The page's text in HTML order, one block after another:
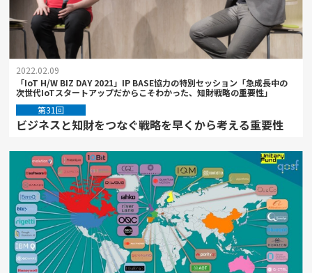
2022.02.09
「IoT H/W BIZ DAY 2021」IP BASE協力の特別セッション「急成長中の
次世代IoTスタートアップだからこそわかった、知財戦略の重要性」
第31回
ビジネスと知財をつなぐ戦略を早くから考える重要性